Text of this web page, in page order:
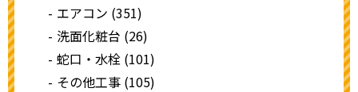
エアコン (351)
洗面化粧台 (26)
蛇口・水栓 (101)
その他工事 (105)